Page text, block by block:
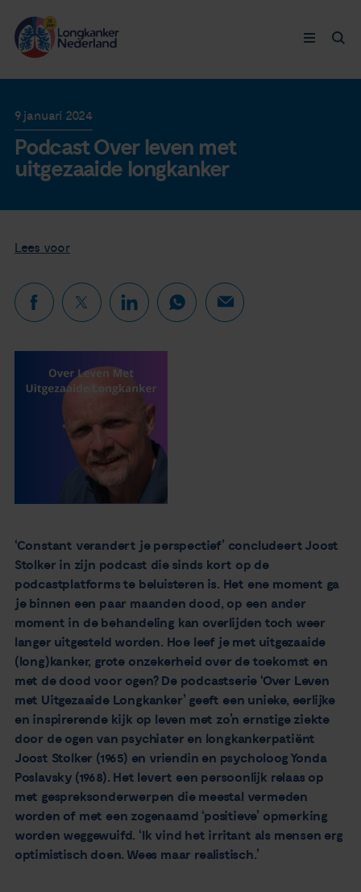
Nieuws
Agenda
Over ons
Contact
Longkanker
Leven met
Thymuskankers
Steun ons
9 januari 2024
Podcast Over leven met
uitgezaaide longkanker
Lees voor
‘Constant verandert je perspectief’ concludeert Joost
Stolker in zijn podcast die sinds kort op de
podcastplatforms te beluisteren is. Het ene moment ga
je binnen een paar maanden dood, op een ander
moment in de behandeling kan overlijden toch weer
langer uitgesteld worden. Hoe leef je met uitgezaaide
(long)kanker, grote onzekerheid over de toekomst en
met de dood voor ogen? De podcastserie ‘Over Leven
met Uitgezaaide Longkanker’ geeft een unieke, eerlijke
en inspirerende kijk op leven met zo’n ernstige ziekte
door de ogen van psychiater en longkankerpatiënt
Joost Stolker (1965) en vriendin en psycholoog Yonda
Poslavsky (1968). Het levert een persoonlijk relaas op
met gespreksonderwerpen die meestal vermeden
worden of met een zogenaamd ‘positieve’ opmerking
worden weggewuifd. ‘Ik vind het irritant als mensen erg
optimistisch doen. Wees maar realistisch.’